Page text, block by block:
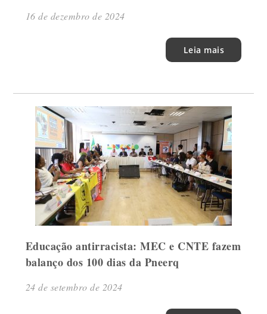
16 de dezembro de 2024
Leia mais
Educação antirracista: MEC e CNTE fazem
balanço dos 100 dias da Pneerq
24 de setembro de 2024